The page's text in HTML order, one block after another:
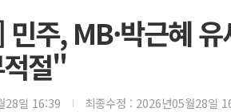
민주, MB·박근혜
절"
28일 16:39 최종수정 : 2026년05월28일